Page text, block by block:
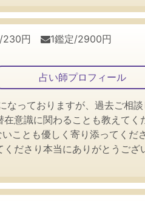
/230円 1鑑定/2900円
占い師プロフィール
っておりますが、過去ご相
意識に関わることも教えて
ことも優しく寄り添ってく
ださり本当にありがとうご